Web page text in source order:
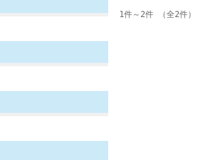
1件～2件 （全2件）